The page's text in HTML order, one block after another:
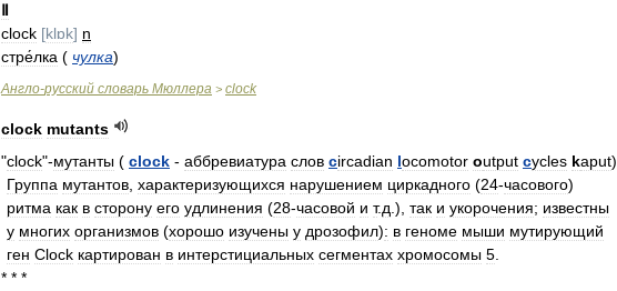
Ⅱ
clock [klɒk] n
стре́лка ( чулка)
Англо-русский словарь Мюллера > clock
clock mutants
"clock"-мутанты ( clock - аббревиатура слов circadian locomotor output cycles kaput)
Группа мутантов характеризующихся нарушением циркадного (24-часового)
ритма как в сторону его удлинения (28-часовой и т.д .), так и укорочения; известны
у многих организмов (хорошо изучены у дрозофил): в геноме мыши мутирующий
ген Clock картирован в интерстициальных сегментах хромосомы 5
* * *